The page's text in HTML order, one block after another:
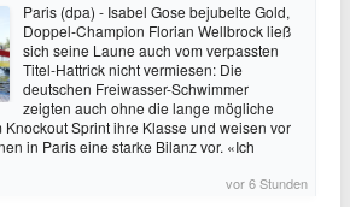
Paris (dpa) - Isabel Gose bejubelte Gold,
Doppel-Champion Florian Wellbrock ließ
sich seine Laune auch vom verpassten
Titel-Hattrick nicht vermiesen: Die
deutschen Freiwasser-Schwimmer
zeigten auch ohne die lange mögliche
Knockout Sprint ihre Klasse und weisen vor
in Paris eine starke Bilanz vor. «Ich
vor 6 Stunden